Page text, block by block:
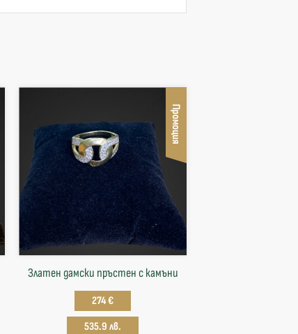
Промоция
Златен дамски пръстен с камъни
274 €
535.9 лв.